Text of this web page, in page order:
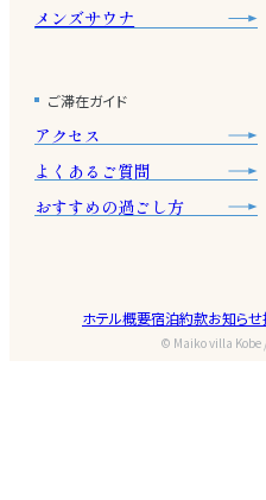
メンズサウナ
ご滞在ガイド
アクセス
よくあるご質問
おすすめの過ごし方
ホテル概要宿泊約款お知らせ
© Maiko villa Kobe